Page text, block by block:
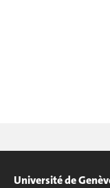
Université de